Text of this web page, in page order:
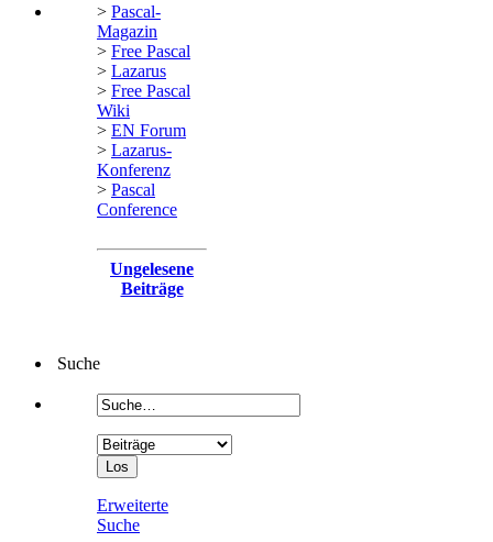
> Pascal-
Magazin
> Free Pascal
> Lazarus
> Free Pascal
Wiki
> EN Forum
> Lazarus-
Konferenz
> Pascal
Conference
Ungelesene
Beiträge
Suche
Erweiterte
Suche